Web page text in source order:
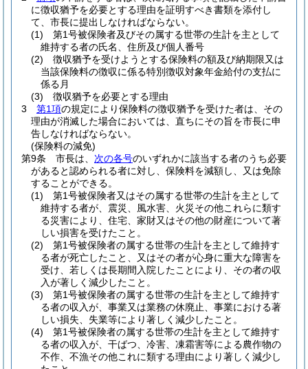
に徴収猶予を必要とする理由を証明すべき書類を添付し
て、市長に提出しなければならない。
(1)
第1号被保険者及びその属する世帯の生計を主として
維持する者の氏名、住所及び個人番号
(2)
徴収猶予を受けようとする保険料の額及び納期限又は
当該保険料の徴収に係る特別徴収対象年金給付の支払に
係る月
(3)
徴収猶予を必要とする理由
3
第1項の規定により保険料の徴収猶予を受けた者は、その
理由が消滅した場合においては、直ちにその旨を市長に申
告しなければならない。
(保険料の減免)
第9条
市長は、 次の各号のいずれかに該当する者のうち必要
があると認められる者に対し、保険料を減額し、又は免除
することができる。
(1)
第1号被保険者又はその属する世帯の生計を主として
維持する者が、震災、風水害、火災その他これらに類す
る災害により、住宅、家財又はその他の財産について著
しい損害を受けたこと。
(2)
第1号被保険者の属する世帯の生計を主として維持す
る者が死亡したこと、又はその者が心身に重大な障害を
受け、若しくは長期間入院したことにより、その者の収
入が著しく減少したこと。
(3)
第1号被保険者の属する世帯の生計を主として維持す
る者の収入が、事業又は業務の休廃止、事業における著
しい損失、失業等により著しく減少したこと。
(4)
第1号被保険者の属する世帯の生計を主として維持す
る者の収入が、干ばつ、冷害、凍霜害等による農作物の
不作、不漁その他これに類する理由により著しく減少し